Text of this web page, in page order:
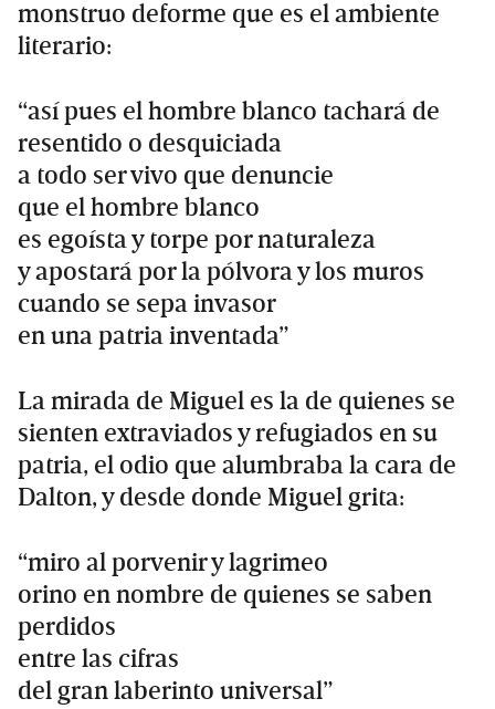
monstruo deforme que es el ambiente
literario:
“así pues el hombre blanco tachará de
resentido o desquiciada
a todo ser vivo que denuncie
que el hombre blanco
es egoísta y torpe por naturaleza
y apostará por la pólvora y los muros
cuando se sepa invasor
en una patria inventada”
La mirada de Miguel es la de quienes se
sienten extraviados y refugiados en su
patria, el odio que alumbraba la cara de
Dalton, y desde donde Miguel grita:
“miro al porvenir y lagrimeo
orino en nombre de quienes se saben
perdidos
entre las cifras
del gran laberinto universal”